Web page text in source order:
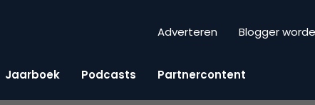
Adverteren Blogger
Jaarboek Podcasts Partnercontent